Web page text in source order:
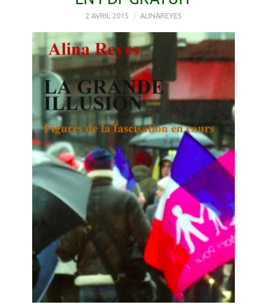
2 AVRIL 2015 ALINAREYES